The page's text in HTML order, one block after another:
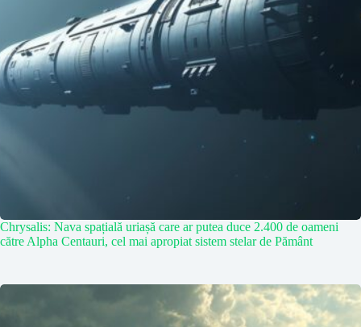
Chrysalis: Nava spațială uriașă care ar putea duce 2.400 de oameni
către Alpha Centauri, cel mai apropiat sistem stelar de Pământ